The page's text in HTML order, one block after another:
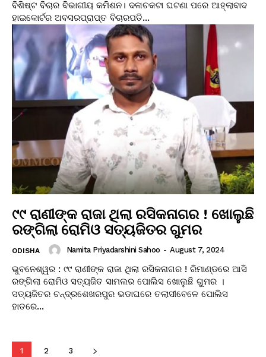
ବିଶିଷ୍ଟ ବିଚାର ବିଭାଗୀୟ କମିଶନ। ଦଳାଚକଟା ଘଟଣା ପରେ ଆହ୍ଲାବାଦ
ହାଇକୋର୍ଟର ଅବସରପ୍ରାପ୍ତ ବିଚାରପତି...
୯୯ ରାଣୀଙ୍କ ରାଜା ଥିଲା ରସିକନାଗର ! ଖୋଲୁଛି
ରଙ୍ଗିଲା ରୋମିଓ ସତ୍ୟଜିତର ଗୁମର
ODISHA Namita Priyadarshini Sahoo - August 7, 2024
ଭୁବନେଶ୍ୱର : ୯୯ ରାଣୀଙ୍କ ରାଜା ଥିଲା ରସିକନାଗର ! ରିମାଣ୍ଡରେ ଆସି
ରଙ୍ଗିଲା ରୋମିଓ ସତ୍ୟଜିତ ସାମଲର ପୋଲିସ ଖୋଲୁଛି ଗୁମର ।
ସତ୍ୟଜିତର ଚନ୍ଦ୍ରଶେଖରପୁର ଭଡାଘରେ ତଲାସୀବେଳେ ପୋଲିସ
ହାତରେ...
1 2 3